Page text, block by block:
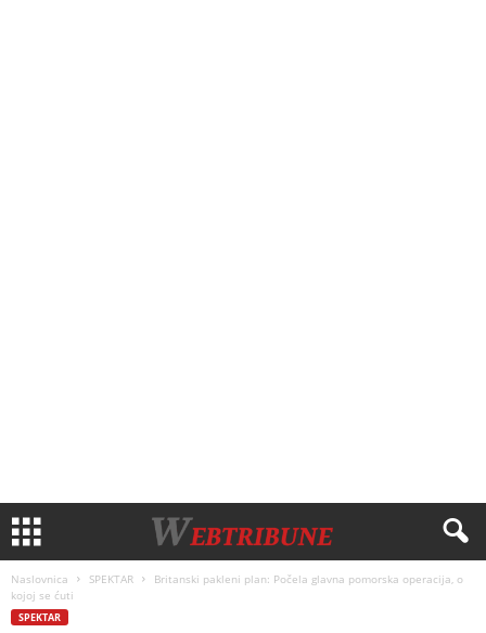
Naslovnica SPEKTAR
Britanski pakleni plan: Počela glavna pomorska operacija, o
kojoj se ćuti
SPEKTAR